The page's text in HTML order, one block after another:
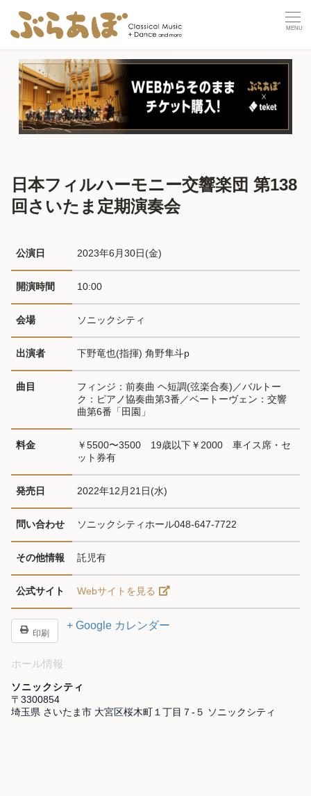
日本フィルハーモニー交響楽団 第138
回さいたま定期演奏会
公演日 2023年6月30日(金)
開演時間 10:00
会場 ソニックシティ
出演者 下野竜也(指揮) 角野隼斗p
曲目
フィンジ：前奏曲 ヘ短調(弦楽合奏)／バルトー
ク：ピアノ協奏曲第3番／ベートーヴェン：交響
曲第6番「田園」
料金
￥5500〜3500　19歳以下￥2000　車イス席・セ
ット券有
発売日 2022年12月21日(水)
問い合わせ ソニックシティホール048-647-7722
その他情報 託児有
公式サイト Webサイトを見る
印刷
+ Google カレンダー
ホール情報
ソニックシティ
〒3300854
埼玉県 さいたま市 大宮区桜木町１丁目７-５ ソニックシティ